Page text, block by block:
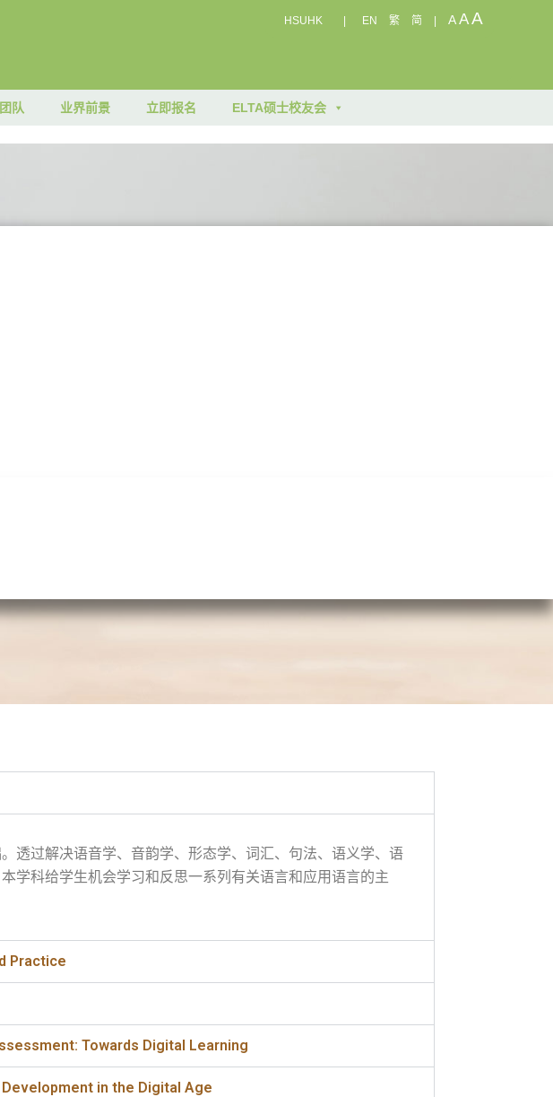
HSUHK EN 繁 简 AAA
队 业界前景 立即报名 ELTA硕士校友会
透过解决语音学、音韵学、形态学、词汇、句法、语义学、语
学科给学生机会学习和反思一系列有关语言和应用语言的主
Practice
Towards Digital Learning
Development in the Digital Age